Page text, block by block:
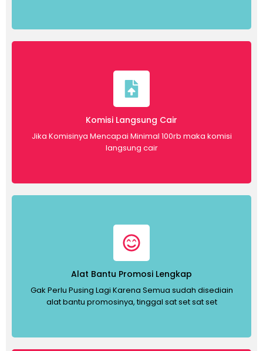
Komisi Langsung Cair
Jika Komisinya Mencapai Minimal 100rb maka komisi
langsung cair
Alat Bantu Promosi Lengkap
Gak Perlu Pusing Lagi Karena Semua sudah disediain
alat bantu promosinya, tinggal sat set sat set